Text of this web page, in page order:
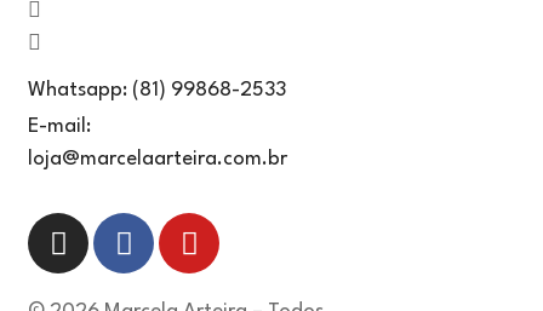
Whatsapp: (81) 99868-2533
E-mail:
loja@marcelaarteira.com.br